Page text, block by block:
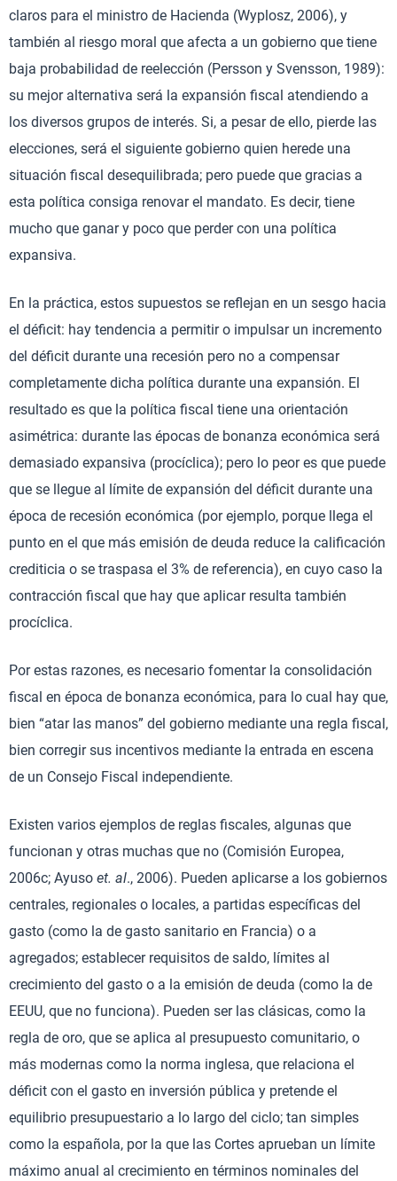
claros para el ministro de Hacienda (Wyplosz, 2006), y
también al riesgo moral que afecta a un gobierno que tiene
baja probabilidad de reelección (Persson y Svensson, 1989):
su mejor alternativa será la expansión fiscal atendiendo a
los diversos grupos de interés. Si, a pesar de ello, pierde las
elecciones, será el siguiente gobierno quien herede una
situación fiscal desequilibrada; pero puede que gracias a
esta política consiga renovar el mandato. Es decir, tiene
mucho que ganar y poco que perder con una política
expansiva.
En la práctica, estos supuestos se reflejan en un sesgo hacia
el déficit: hay tendencia a permitir o impulsar un incremento
del déficit durante una recesión pero no a compensar
completamente dicha política durante una expansión. El
resultado es que la política fiscal tiene una orientación
asimétrica: durante las épocas de bonanza económica será
demasiado expansiva (procíclica); pero lo peor es que puede
que se llegue al límite de expansión del déficit durante una
época de recesión económica (por ejemplo, porque llega el
punto en el que más emisión de deuda reduce la calificación
crediticia o se traspasa el 3% de referencia), en cuyo caso la
contracción fiscal que hay que aplicar resulta también
procíclica.
Por estas razones, es necesario fomentar la consolidación
fiscal en época de bonanza económica, para lo cual hay que,
bien “atar las manos” del gobierno mediante una regla fiscal,
bien corregir sus incentivos mediante la entrada en escena
de un Consejo Fiscal independiente.
Existen varios ejemplos de reglas fiscales, algunas que
funcionan y otras muchas que no (Comisión Europea,
2006c; Ayuso et. al., 2006). Pueden aplicarse a los gobiernos
centrales, regionales o locales, a partidas específicas del
gasto (como la de gasto sanitario en Francia) o a
agregados; establecer requisitos de saldo, límites al
crecimiento del gasto o a la emisión de deuda (como la de
EEUU, que no funciona). Pueden ser las clásicas, como la
regla de oro, que se aplica al presupuesto comunitario, o
más modernas como la norma inglesa, que relaciona el
déficit con el gasto en inversión pública y pretende el
equilibrio presupuestario a lo largo del ciclo; tan simples
como la española, por la que las Cortes aprueban un límite
máximo anual al crecimiento en términos nominales del